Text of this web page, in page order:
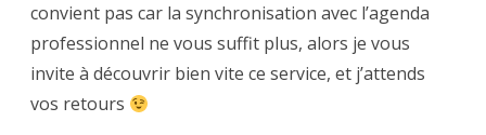
convient pas car la synchronisation avec l’agenda
professionnel ne vous suffit plus, alors je vous
invite à découvrir bien vite ce service, et j’attends
vos retours